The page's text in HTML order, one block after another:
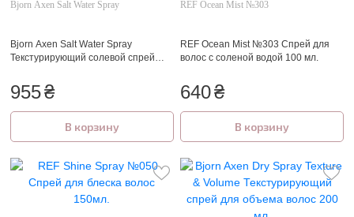
Bjorn Axen Salt Water Spray
Bjorn Axen Salt Water Spray
Текстурирующий солевой спрей
955₴
В корзину
REF Ocean Mist №303
REF Ocean Mist №303 Спрей для
волос с соленой водой 100 мл.
640₴
В корзину